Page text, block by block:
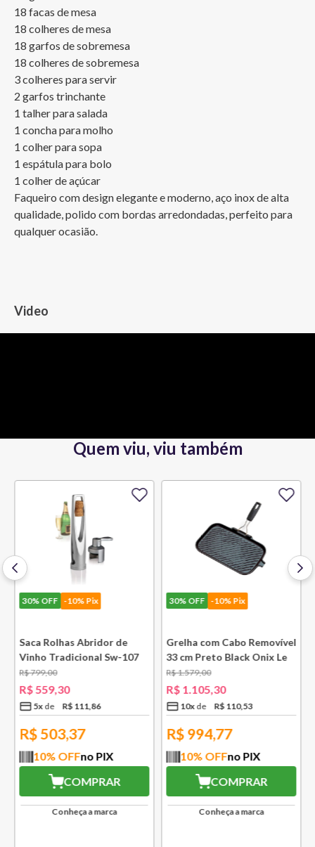
18 facas de mesa
18 colheres de mesa
18 garfos de sobremesa
18 colheres de sobremesa
3 colheres para servir
2 garfos trinchante
1 talher para salada
1 concha para molho
1 colher para sopa
1 espátula para bolo
1 colher de açúcar
Faqueiro com design elegante e moderno, aço inox de alta
qualidade, polido com bordas arredondadas, perfeito para
qualquer ocasião.
Video
Quem viu, viu também
30% OFF -10% Pix
Saca Rolhas Abridor de
Vinho Tradicional Sw-107
Ply Le Creuset
R$799,00
R$559,30
5x R$111,86
R$503,37
10% OFFno PIX
COMPRAR
Conheça a marca
30% OFF -10% Pix
Grelha com Cabo Removível
33 cm Preto Black Onix Le
Creuset
R$1.579,00
R$ 1.105,30
10x R$110,53
R$ 994,77
10% OFFno PIX
COMPRAR
Conheça a marca